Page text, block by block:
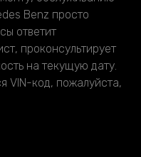
Benz просто
ответит
проконсультирует
на текущую дату.
VIN-код, пожалуйста,